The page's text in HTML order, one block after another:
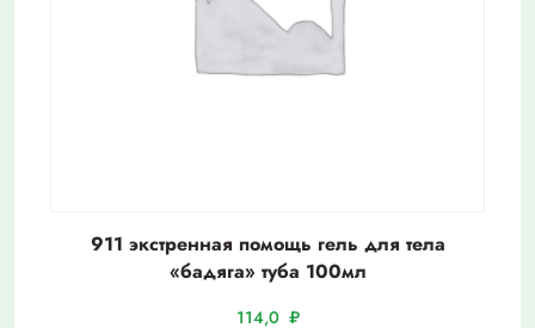
911 экстренная помощь гель для тела
«бадяга» туба 100мл
114,0 ₽